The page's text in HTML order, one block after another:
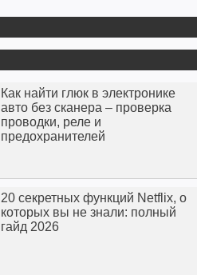
Как найти глюк в электронике
авто без сканера – проверка
проводки, реле и
предохранителей
20 секретных функций Netflix, о
которых вы не знали: полный
гайд 2026